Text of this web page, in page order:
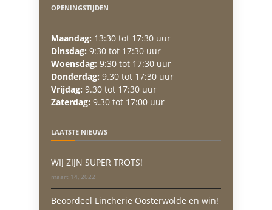
OPENINGSTIJDEN
Maandag: 13:30 tot 17:30 uur
Dinsdag: 9:30 tot 17:30 uur
Woensdag: 9:30 tot 17:30 uur
Donderdag: 9.30 tot 17:30 uur
Vrijdag: 9.30 tot 17:30 uur
Zaterdag: 9.30 tot 17:00 uur
LAATSTE NIEUWS
WIJ ZIJN SUPER TROTS!
maart 14, 2022
Beoordeel Lincherie Oosterwolde en win!